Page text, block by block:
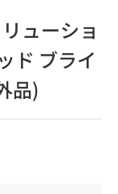
ューショ
ド ブライ
品)